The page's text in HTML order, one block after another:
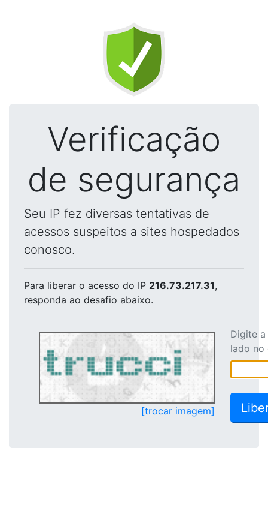
Verificação
de segurança
Seu IP fez diversas tentativas de
acessos suspeitos a sites hospedados
conosco.
Para liberar o acesso do IP 216.73.217.31,
responda ao desafio abaixo.
[trocar imagem]
Digite
lado no